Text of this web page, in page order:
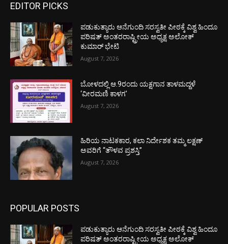
EDITOR PICKS
ಪಡುಕುತ್ಯಾರು ಆನೆಗುಂದಿ ಸರಸ್ವತೀ ಪೀಠಕ್ಕೆ ವಿಶ್ವ ಹಿಂದೂ
ಪರಿಷತ್ ಅಂತರರಾಷ್ಟ್ರೀಯ ಅಧ್ಯಕ್ಷ ಅಲೋಕ್
ಕುಮಾರ್ ಭೇಟಿ
August 7, 2026
ಬೋಳದಲ್ಲಿ ಆ.9ರಂದು ಯಕ್ಷಗಾನ ತಾಳಮದ್ದಳೆ
‘ವೀರಮಣಿ ಕಾಳಗ’
August 7, 2026
ಹಿರಿಯ ನಾಟಕಕಾರ, ಕಲಾ ನಿರ್ದೇಶಕ ತಮ್ಮ ಲಕ್ಷಣ್
ಅವರಿಗೆ “ತೌಳವ ಪ್ರಶಸ್ತಿ”
August 7, 2026
POPULAR POSTS
ಪಡುಕುತ್ಯಾರು ಆನೆಗುಂದಿ ಸರಸ್ವತೀ ಪೀಠಕ್ಕೆ ವಿಶ್ವ ಹಿಂದೂ
ಪರಿಷತ್ ಅಂತರರಾಷ್ಟ್ರೀಯ ಅಧ್ಯಕ್ಷ ಅಲೋಕ್